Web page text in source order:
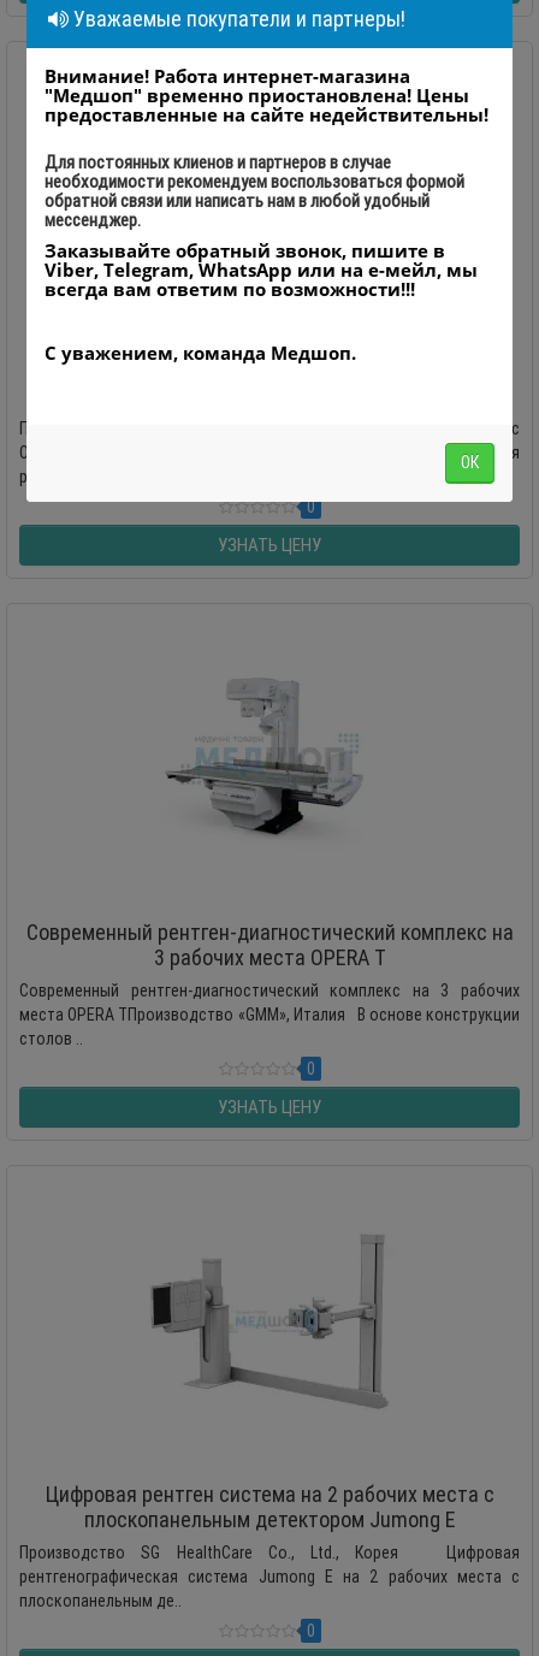
Современный рентген-диагностический комплекс на
Производство «GMM», Италия Рентген-диагностический комплекс
OPERA RT20 – это удобный и компактный прибор для проведения
рентгенографии..
0
УЗНАТЬ ЦЕНУ
Современный рентген-диагностический комплекс на
3 рабочих места OPERA T
Современный рентген-диагностический комплекс на 3 рабочих
места OPERA TПроизводство «GMM», Италия В основе конструкции
столов ..
0
УЗНАТЬ ЦЕНУ
Цифровая рентген система на 2 рабочих места с
плоскопанельным детектором Jumong E
Производство SG HealthCare Co., Ltd., Корея Цифровая
рентгенографическая система Jumong E на 2 рабочих места с
плоскопанельным де..
0
Уважаемые покупатели и партнеры!
Внимание! Работа интернет-магазина
"Медшоп" временно приостановлена! Цены
предоставленные на сайте недействительны!
Для постоянных клиенов и партнеров в случае
необходимости рекомендуем воспользоваться формой
обратной связи или написать нам в любой удобный
мессенджер.
Заказывайте обратный звонок, пишите в
Viber, Telegram, WhatsApp или на е-мейл, мы
всегда вам ответим по возможности!!!
С уважением, команда Медшоп.
ОК